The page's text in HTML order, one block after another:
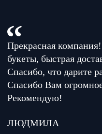
Прекрасная
букеты, быстрая
Спасибо, что дарите
Спасибо Вам
Рекомендую!
ЛЮДМИЛА